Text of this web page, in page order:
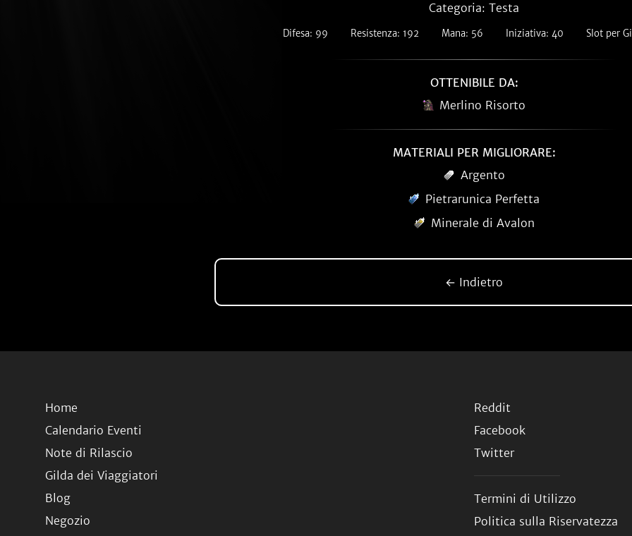
Categoria: Testa
Difesa: 99 Resistenza: 192 Mana: 56 Iniziativa: 40 Slot per
OTTENIBILE DA:
Merlino Risorto
MATERIALI PER MIGLIORARE:
Argento
Pietrarunica Perfetta
Minerale di Avalon
← Indietro
Home
Calendario Eventi
Note di Rilascio
Gilda dei Viaggiatori
Blog
Negozio
Reddit
Facebook
Twitter
Termini di Utilizzo
Politica sulla Riservatezza